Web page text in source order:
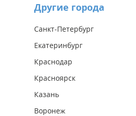
Другие города
Санкт-Петербург
Екатеринбург
Краснодар
Красноярск
Казань
Воронеж